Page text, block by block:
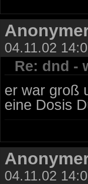
04.11.02
Re: dnd -
er war groß
eine Dosis
04.11.02